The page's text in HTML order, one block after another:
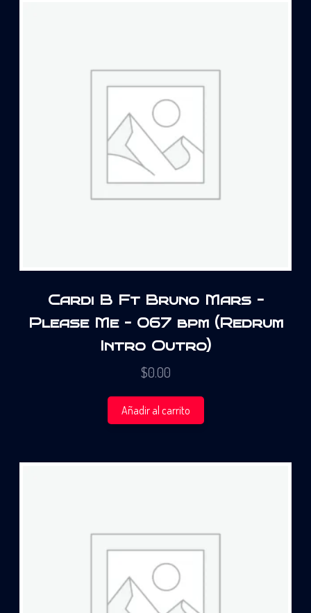
Cardi B Ft Bruno Mars –
Please Me – 067 bpm (Redrum
Intro Outro)
$0.00
Añadir al carrito